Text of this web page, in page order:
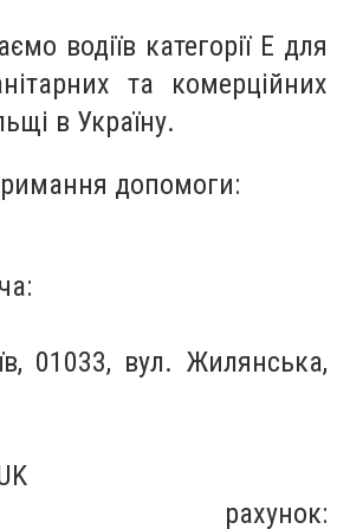
водіїв категорії Е для
та комерційних
в Україну.
допомоги:
01033, вул. Жилянська,
рахунок: